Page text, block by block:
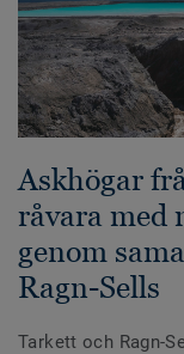
Askhögar
råvara med
genom
Ragn-Sells
Tarkett och Ragn-